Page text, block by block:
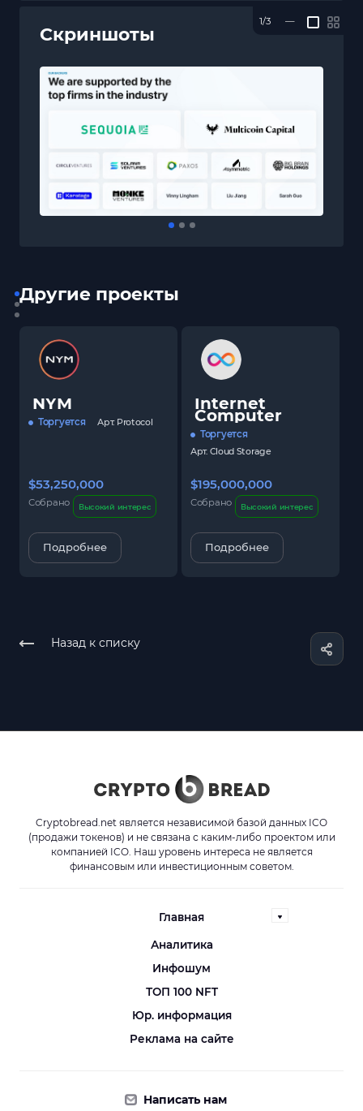
Скриншоты
1/3 —
Другие проекты
NYM
Торгуется Арт. Protocol
$53,250,000
Собрано Высокий интерес
Подробнее
Internet
Computer
Торгуется
Арт. Cloud Storage
$195,000,000
Собрано Высокий интерес
Подробнее
Назад к списку
Cryptobread.net является независимой базой данных ICO
(продажи токенов) и не связана с каким-либо проектом или
компанией ICO. Наш уровень интереса не является
финансовым или инвестиционным советом.
Главная
Аналитика
Инфошум
ТОП 100 NFT
Юр. информация
Реклама на сайте
Написать нам